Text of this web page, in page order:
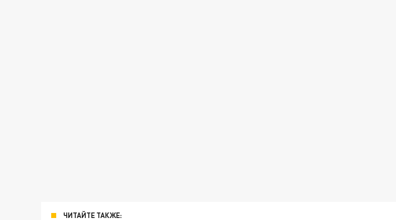
ЧИТАЙТЕ ТАКЖЕ: